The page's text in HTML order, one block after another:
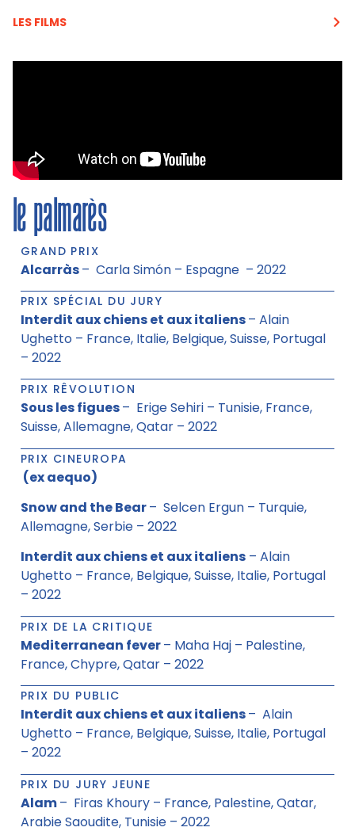
LES FILMS
le palmarès
GRAND PRIX
Alcarràs– Carla Simón – Espagne – 2022
PRIX SPÉCIAL DU JURY
Interdit aux chiens et aux italiens– Alain
Ughetto – France, Italie, Belgique, Suisse, Portugal
– 2022
PRIX RÊVOLUTION
Sous les figues– Erige Sehiri – Tunisie, France,
Suisse, Allemagne, Qatar – 2022
PRIX CINEUROPA
(ex aequo)
Snow and the Bear– Selcen Ergun – Turquie,
Allemagne, Serbie – 2022
Interdit aux chiens et aux italiens – Alain
Ughetto – France, Belgique, Suisse, Italie, Portugal
– 2022
PRIX DE LA CRITIQUE
Mediterranean fever– Maha Haj – Palestine,
France, Chypre, Qatar – 2022
PRIX DU PUBLIC
Interdit aux chiens et aux italiens– Alain
Ughetto – France, Belgique, Suisse, Italie, Portugal
– 2022
PRIX DU JURY JEUNE
Alam– Firas Khoury – France, Palestine, Qatar,
Arabie Saoudite, Tunisie – 2022